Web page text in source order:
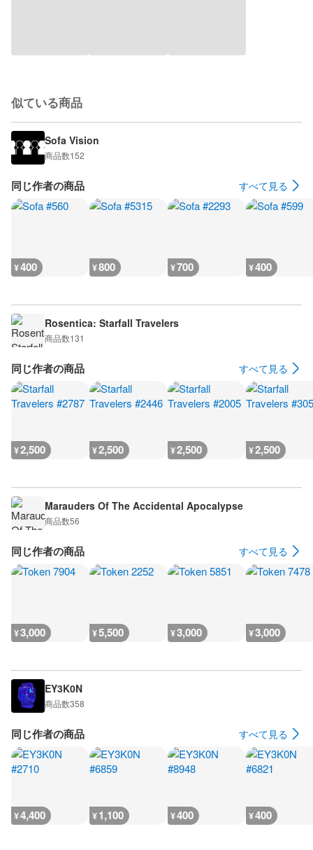
似ている商品
Sofa Vision
商品数152
同じ作者の商品 すべて見る
¥400 ¥800 ¥700 ¥400
Rosentica: Starfall Travelers
商品数131
同じ作者の商品 すべて見る
¥2,500 ¥2,500 ¥2,500 ¥2,500
Marauders Of The Accidental Apocalypse
商品数56
同じ作者の商品 すべて見る
¥3,000 ¥5,500 ¥3,000 ¥3,000
EY3K0N
商品数358
同じ作者の商品 すべて見る
¥4,400 ¥1,100 ¥400 ¥400